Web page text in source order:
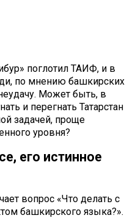
поглотил ТАИФ, и в
по мнению башкирских
Может быть, в
и перегнать Татарстан
задачей, проще
уровня?
его истинное
вопрос «Что делать с
башкирского языка?».